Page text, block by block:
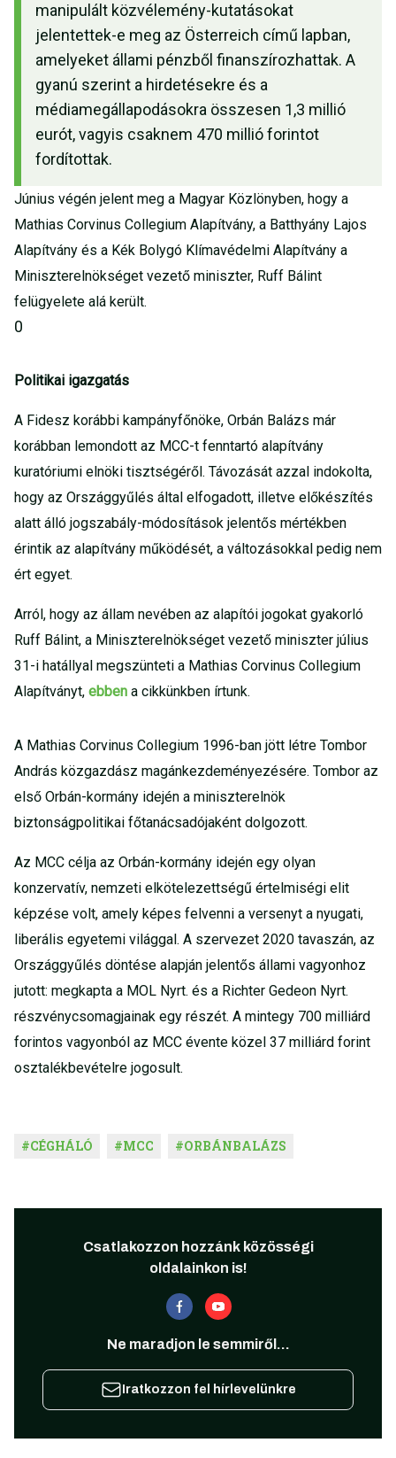
manipulált közvélemény-kutatásokat
jelentettek-e meg az Österreich című lapban,
amelyeket állami pénzből finanszírozhattak. A
gyanú szerint a hirdetésekre és a
médiamegállapodásokra összesen 1,3 millió
eurót, vagyis csaknem 470 millió forintot
fordítottak.
Június végén jelent meg a Magyar Közlönyben, hogy a
Mathias Corvinus Collegium Alapítvány, a Batthyány Lajos
Alapítvány és a Kék Bolygó Klímavédelmi Alapítvány a
Miniszterelnökséget vezető miniszter, Ruff Bálint
felügyelete alá került.
0
Politikai igazgatás
A Fidesz korábbi kampányfőnöke, Orbán Balázs már
korábban lemondott az MCC-t fenntartó alapítvány
kuratóriumi elnöki tisztségéről. Távozását azzal indokolta,
hogy az Országgyűlés által elfogadott, illetve előkészítés
alatt álló jogszabály-módosítások jelentős mértékben
érintik az alapítvány működését, a változásokkal pedig nem
ért egyet.
Arról, hogy az állam nevében az alapítói jogokat gyakorló
Ruff Bálint, a Miniszterelnökséget vezető miniszter július
31-i hatállyal megszünteti a Mathias Corvinus Collegium
Alapítványt, ebben a cikkünkben írtunk.
A Mathias Corvinus Collegium 1996-ban jött létre Tombor
András közgazdász magánkezdeményezésére. Tombor az
első Orbán-kormány idején a miniszterelnök
biztonságpolitikai főtanácsadójaként dolgozott.
Az MCC célja az Orbán-kormány idején egy olyan
konzervatív, nemzeti elkötelezettségű értelmiségi elit
képzése volt, amely képes felvenni a versenyt a nyugati,
liberális egyetemi világgal. A szervezet 2020 tavaszán, az
Országgyűlés döntése alapján jelentős állami vagyonhoz
jutott: megkapta a MOL Nyrt. és a Richter Gedeon Nyrt.
részvénycsomagjainak egy részét. A mintegy 700 milliárd
forintos vagyonból az MCC évente közel 37 milliárd forint
osztalékbevételre jogosult.
#CÉGHÁLÓ #MCC #ORBÁNBALÁZS
Csatlakozzon hozzánk közösségi
oldalainkon is!
Ne maradjon le semmiről...
Iratkozzon fel hírlevelünkre